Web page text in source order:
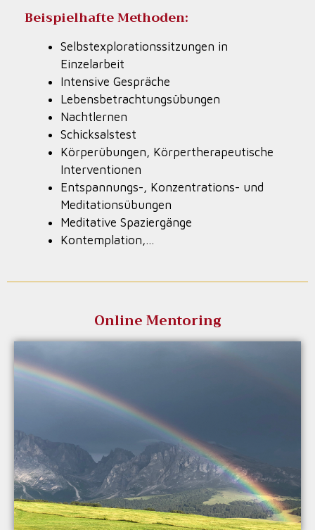
Beispielhafte Methoden:
Selbstexplorationssitzungen in
Einzelarbeit
Intensive Gespräche
Lebensbetrachtungsübungen
Nachtlernen
Schicksalstest
Körperübungen, Körpertherapeutische
Interventionen
Entspannungs-, Konzentrations- und
Meditationsübungen
Meditative Spaziergänge
Kontemplation,…
Online Mentoring